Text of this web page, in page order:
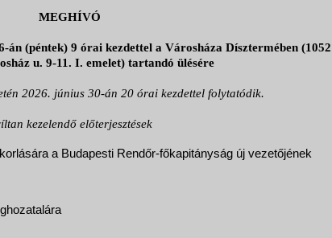
MEGHÍVÓ
án (péntek) 9 órai kezdettel a Városháza Dísztermében (1052
u. 9-11. I. emelet) tartandó ülésére
2026. június 30-án 20 órai kezdettel folytatódik.
kezelendő előterjesztések
a Budapesti Rendőr-főkapitányság új vezetőjének